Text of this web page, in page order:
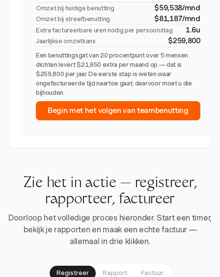
Omzet bij huidige benutting $59,538/mnd
Omzet bij streefbenutting $81,187/mnd
Extra factureerbare uren nodig per persoon/dag 1.6u
Jaarlijkse omzetkans $259,800
Een benuttingsgat van 20 procentpunt over 5 mensen
dichten levert $21,650 extra per maand op — dat is
$259,800 per jaar. De eerste stap is weten waar
ongefactureerde tijd naartoe gaat; daarvoor moet u die
bijhouden.
Begin met het volgen van teambenutting
Zie het in actie — registreer,
rapporteer, factureer
Doorloop het volledige proces hieronder. Start een timer,
bekijk je rapporten en maak een echte factuur —
allemaal in drie klikken.
Registreer Rapport Factuur